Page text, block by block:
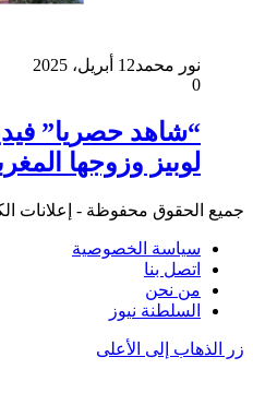
نور محمد12 أبريل، 2025
0
“شاهد حصريا”
لوبيز وزوجها
جميع الحقوق محفوظة - إعلانات
سياسة الخصوصية
اتصل بنا
من نحن
السلطنة نيوز
زر الذهاب إلى الأعلى